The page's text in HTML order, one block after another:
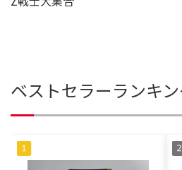
ベストセラーランキ